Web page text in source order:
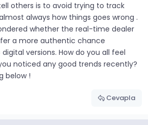
others is to avoid trying to track
always how things goes wrong .
whether the real-time dealer
a more authentic chance
versions. How do you all feel
noticed any good trends recently?
below !
Cevapla